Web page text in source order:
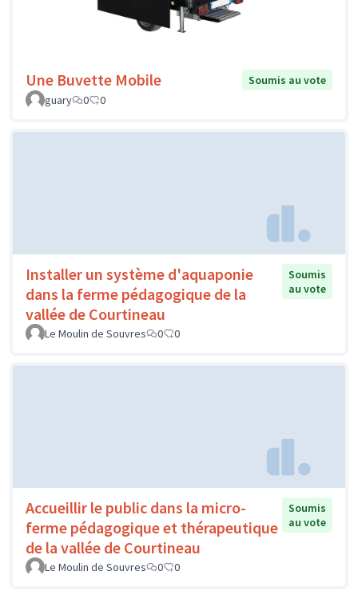
Une Buvette Mobile
Soumis au vote
guary
0 0
Installer un système d'aquaponie
dans la ferme pédagogique de la
vallée de Courtineau
Soumis
au vote
Le Moulin de Souvres 0 0
Accueillir le public dans la micro-
ferme pédagogique et thérapeutique
de la vallée de Courtineau
Soumis
au vote
Le Moulin de Souvres 0 0